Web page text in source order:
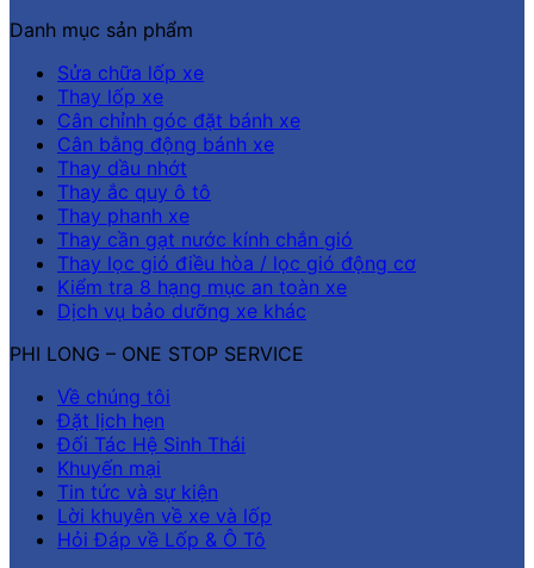
Danh mục sản phẩm
Sửa chữa lốp xe
Thay lốp xe
Cân chỉnh góc đặt bánh xe
Cân bằng động bánh xe
Thay dầu nhớt
Thay ắc quy ô tô
Thay phanh xe
Thay cần gạt nước kính chắn gió
Thay lọc gió điều hòa / lọc gió động cơ
Kiểm tra 8 hạng mục an toàn xe
Dịch vụ bảo dưỡng xe khác
PHI LONG – ONE STOP SERVICE
Về chúng tôi
Đặt lịch hẹn
Đối Tác Hệ Sinh Thái
Khuyến mại
Tin tức và sự kiện
Lời khuyên về xe và lốp
Hỏi Đáp về Lốp & Ô Tô